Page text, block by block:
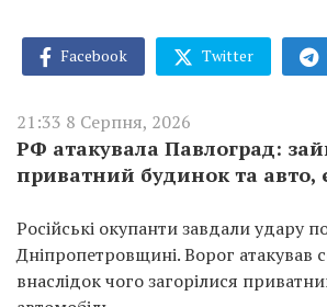
Facebook Twitter
21:33 8 Серпня, 2026
РФ атакувала Павлоград:
приватний будинок та авто,
Російські окупанти завдали удару
Дніпропетровщині. Ворог атакував
внаслідок чого загорілися